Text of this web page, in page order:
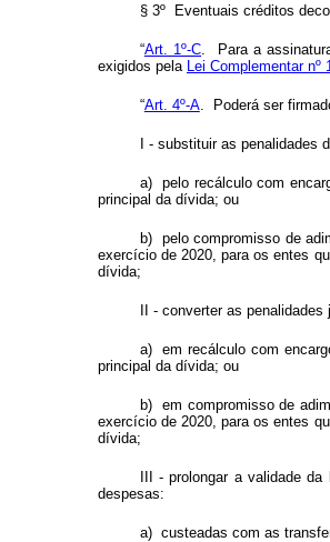
§ 3º Eventuais créditos
“Art. 1º-C. Para a
exigidos pela Lei Complementar nº
“Art. 4º-A. Poderá ser
I - substituir as penalidades
a) pelo recálculo com
principal da dívida; ou
b) pelo compromisso de
exercício de 2020, para os entes
dívida;
II - converter as
a) em recálculo com
principal da dívida; ou
b) em compromisso de
exercício de 2020, para os entes
dívida;
III - prolongar a validade
despesas:
a) custeadas com as